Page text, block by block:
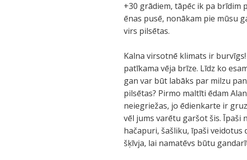
+30 grādiem, tāpēc ik pa brīdim
ēnas pusē, nonākam pie mūsu
virs pilsētas.
Kalna virsotnē klimats ir
patīkama vēja brīze. Līdz ko
gan var būt labāks par milzu
pilsētas? Pirmo maltīti ēdam
neiegriežas, jo ēdienkarte ir
vēl jums varētu garšot šis. Īpaši
hačapuri, šašliku, īpaši veidotus
šķīvja, lai namatēvs būtu